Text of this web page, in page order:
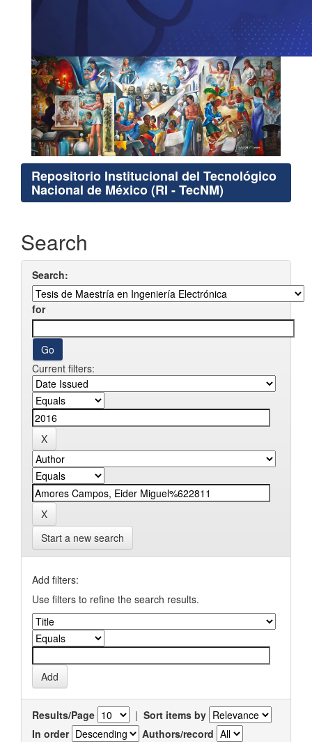
Repositorio Institucional del Tecnológico
Nacional de México (RI - TecNM)
Search
Search:
for
Current filters:
Start a new search
Add filters:
Use filters to refine the search results.
Results/Page | Sort items by
In order
Authors/record